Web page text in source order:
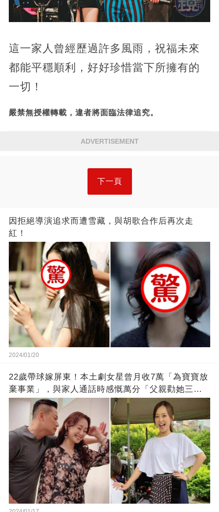
這一家人曾經歷過許多風雨，祝福未來
都能平穩順利，好好珍惜當下所擁有的
一切！
嚴禁無授權轉載，違者將面臨法律追究。
ADVERTISEMENT
下一頁
因拒絕導演追求而遭雪藏，與胡歌合作后再次走
紅！
2024/01/20
22歲帶球嫁屏東！本土劇女星曾月收7萬「為寶寶放
棄事業」，與家人通話時感慨萬分「父親勸她三
思」：只有過一次眼淚